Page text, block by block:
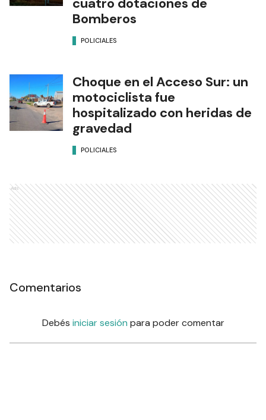
Bomberos
POLICIALES
Choque en el Acceso Sur: un
motociclista fue
hospitalizado con heridas de
gravedad
POLICIALES
Ads
Comentarios
Debés iniciar sesión para poder comentar